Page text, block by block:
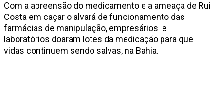
Com a apreensão do medicamento e a ameaça de Rui
Costa em caçar o alvará de funcionamento das
farmácias de manipulação, empresários e
laboratórios doaram lotes da medicação para que
vidas continuem sendo salvas, na Bahia.